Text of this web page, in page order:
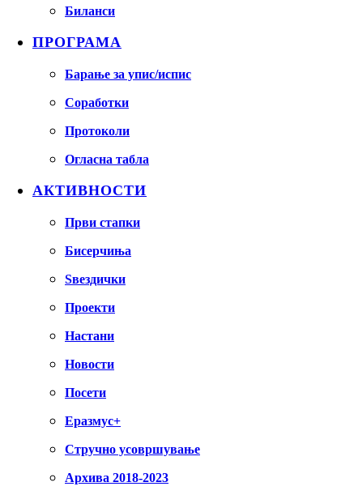
Биланси
ПРОГРАМА
Барање за упис/испис
Соработки
Протоколи
Огласна табла
АКТИВНОСТИ
Први стапки
Бисерчиња
Ѕвездички
Проекти
Настани
Новости
Посети
Еразмус+
Стручно усовршување
Архива 2018-2023